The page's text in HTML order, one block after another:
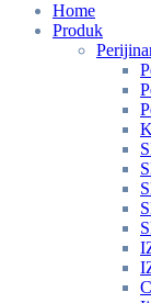
Home
Produk